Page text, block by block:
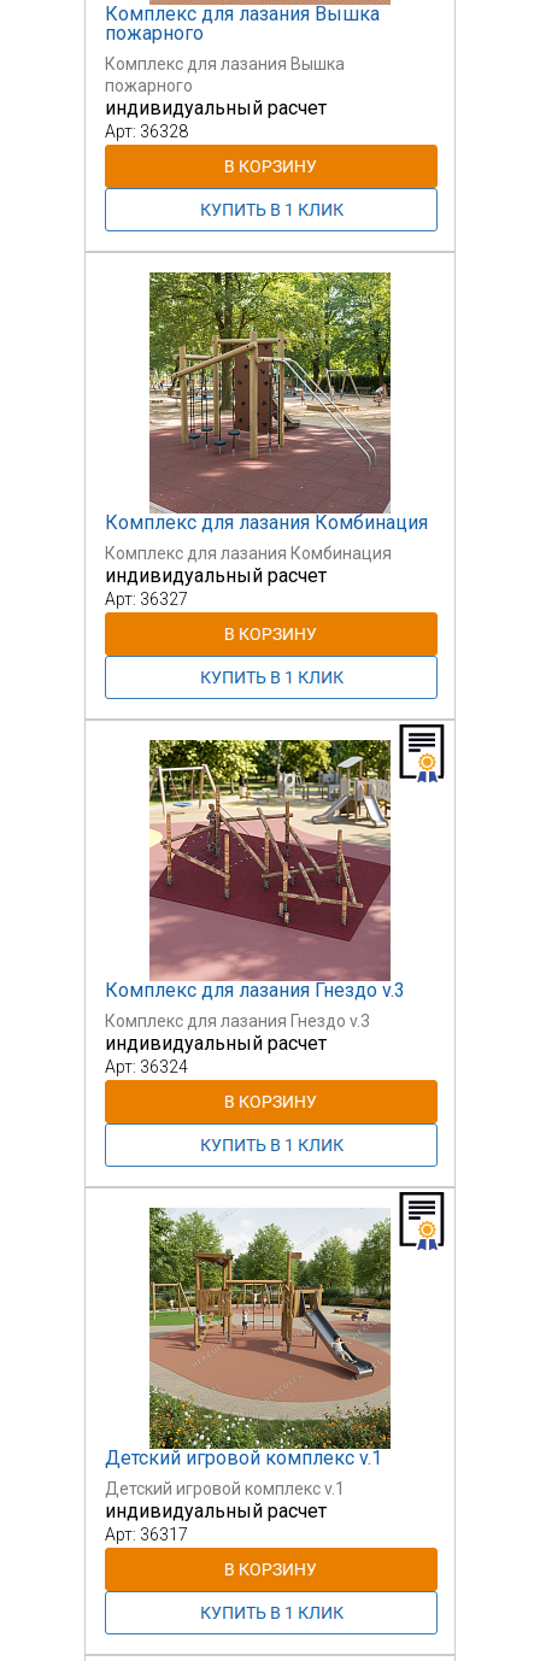
Комплекс для лазания Вышка
пожарного
Комплекс для лазания Вышка
пожарного
индивидуальный расчет
Арт: 36328
Комплекс для лазания Комбинация
Комплекс для лазания Комбинация
индивидуальный расчет
Арт: 36327
Комплекс для лазания Гнездо v.3
Комплекс для лазания Гнездо v.3
индивидуальный расчет
Арт: 36324
Детский игровой комплекс v.1
Детский игровой комплекс v.1
индивидуальный расчет
Арт: 36317